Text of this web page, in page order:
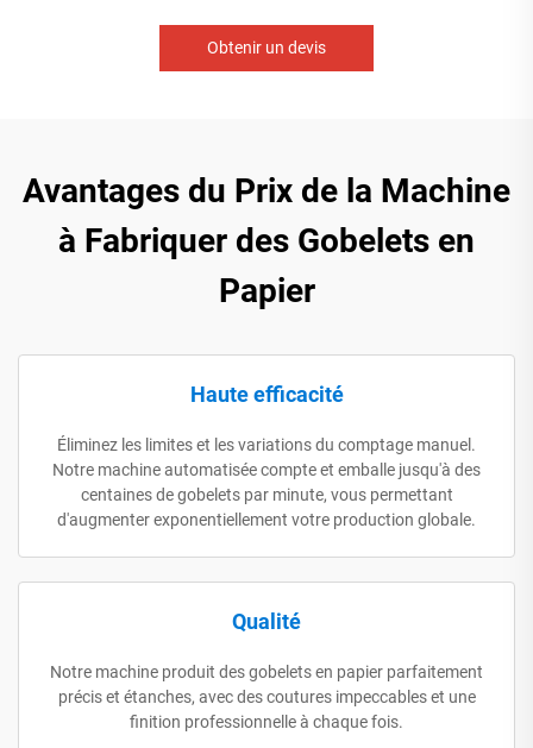
Obtenir un devis
Avantages du Prix de la Machine
à Fabriquer des Gobelets en
Papier
Haute efficacité
Éliminez les limites et les variations du comptage manuel.
Notre machine automatisée compte et emballe jusqu'à des
centaines de gobelets par minute, vous permettant
d'augmenter exponentiellement votre production globale.
Qualité
Notre machine produit des gobelets en papier parfaitement
précis et étanches, avec des coutures impeccables et une
finition professionnelle à chaque fois.